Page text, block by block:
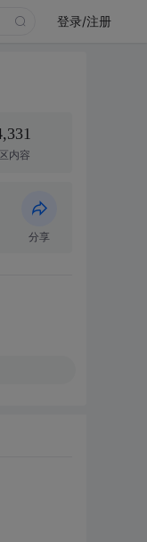
登录/注册
内容
分享